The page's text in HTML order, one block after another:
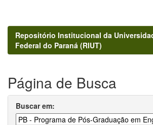
Repositório Institucional da
Federal do Paraná (RIUT)
Página de Busca
Buscar em: